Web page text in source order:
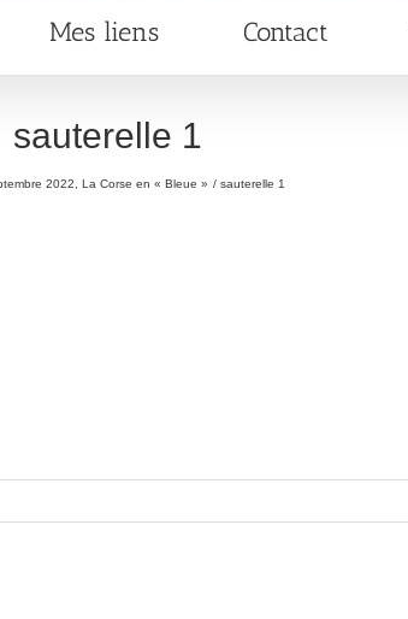
Mes liens Contact
sauterelle 1
2022, La Corse en « Bleue » sauterelle 1